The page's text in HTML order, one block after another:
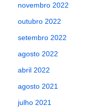
novembro 2022
outubro 2022
setembro 2022
agosto 2022
abril 2022
agosto 2021
julho 2021